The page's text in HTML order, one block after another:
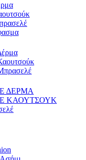
ΔΕΡΜΑ
ΚΑΟΥΤΣΟΥΚ